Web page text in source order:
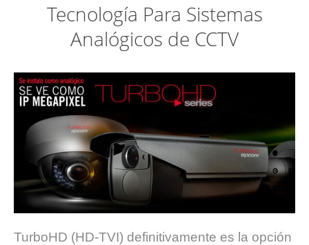
Tecnología Para Sistemas
Analógicos de CCTV
TurboHD (HD-TVI) definitivamente es la opción